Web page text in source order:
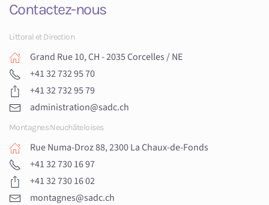
Contactez-nous
Littoral et Direction
Grand Rue 10, CH - 2035 Corcelles / NE
+41 32 732 95 70
+41 32 732 95 79
administration@sadc.ch
Montagnes Neuchâteloises
Rue Numa-Droz 88, 2300 La Chaux-de-Fonds
+41 32 730 16 97
+41 32 730 16 02
montagnes@sadc.ch